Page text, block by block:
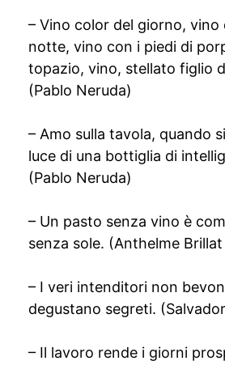
– Vino color del giorno, vino
notte, vino con i piedi di
topazio, vino, stellato figlio
(Pablo Neruda)
– Amo sulla tavola, quando
luce di una bottiglia di
(Pablo Neruda)
– Un pasto senza vino è
senza sole. (Anthelme
– I veri intenditori non
degustano segreti.
– Il lavoro rende i giorni